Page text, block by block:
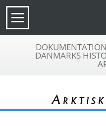
DANMARKS